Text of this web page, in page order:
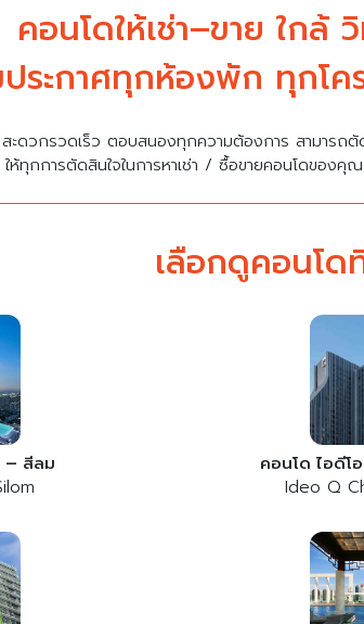
คอนโดให้เช่า–ขาย ใกล้
ระกาศทุกห้องพัก ทุกโค
ะดวกรวดเร็ว ตอบสนองทุกความต้องการ สามารถ
ให้ทุกการตัดสินใจในการหาเช่า / ซื้อขายคอนโดของ
เลือกดูคอนโ
– สีลม
คอนโด ไอดีโ
Ideo Q